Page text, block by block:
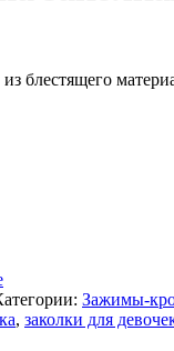
блестящего
Зажимы-
, заколки для